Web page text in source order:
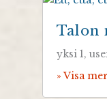
Talon
yksi 1,
» Visa